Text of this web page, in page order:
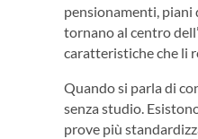
pensionamenti, piani
tornano al centro
caratteristiche che li
Quando si parla di
senza studio.
prove più